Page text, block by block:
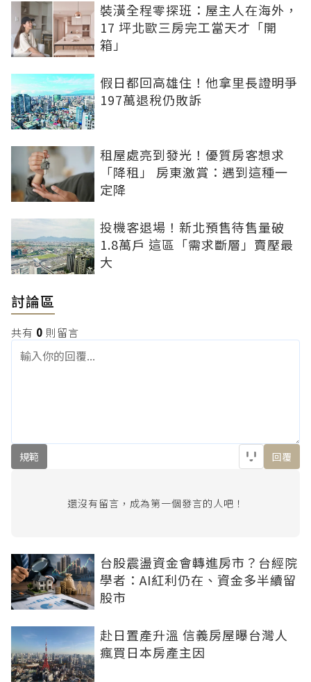
裝潢全程零探班：屋主人在海外，
17 坪北歐三房完工當天才「開
箱」
假日都回高雄住！他拿里長證明爭
197萬退稅仍敗訴
租屋處亮到發光！優質房客想求
「降租」 房東激賞：遇到這種一
定降
投機客退場！新北預售待售量破
1.8萬戶 這區「需求斷層」賣壓最
大
討論區
共有 0 則留言
規範 回覆
還沒有留言，成為第一個發言的人吧！
台股震盪資金會轉進房市？台經院
學者：AI紅利仍在、資金多半續留
股市
赴日置產升溫 信義房屋曝台灣人
瘋買日本房產主因